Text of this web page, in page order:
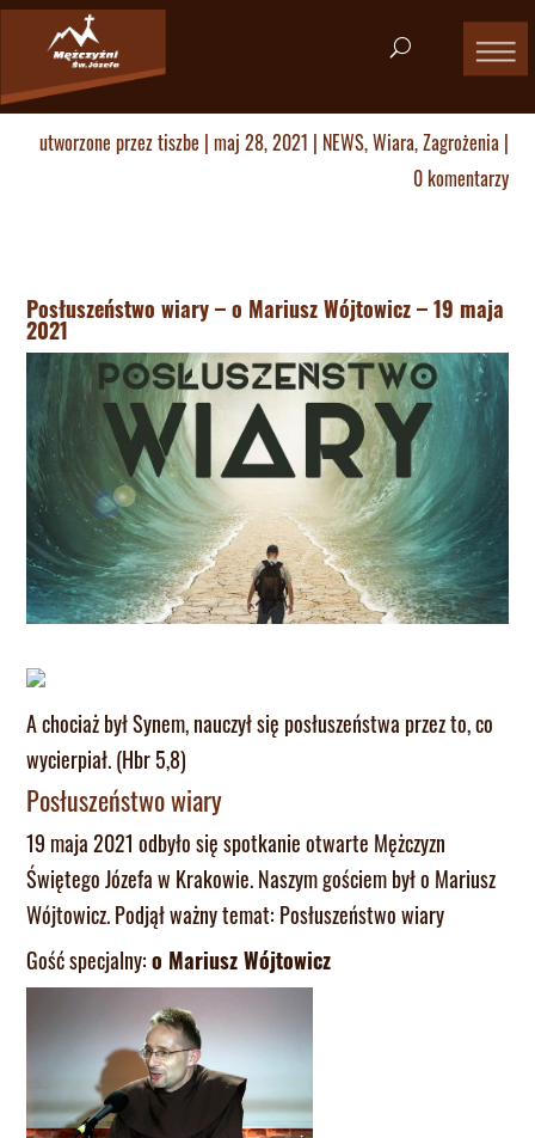
utworzone przeztiszbe | maj 28, 2021 | NEWS,Wiara,Zagrożenia|
0 komentarzy
Posłuszeństwo wiary – o Mariusz Wójtowicz – 19 maja
2021
A chociaż był Synem, nauczył się posłuszeństwa przez to, co
wycierpiał. (Hbr 5,8)
Posłuszeństwo wiary
19 maja 2021 odbyło się spotkanie otwarte Mężczyzn
Świętego Józefa w Krakowie. Naszym gościem był o Mariusz
Wójtowicz. Podjął ważny temat: Posłuszeństwo wiary
Gość specjalny:o Mariusz Wójtowicz